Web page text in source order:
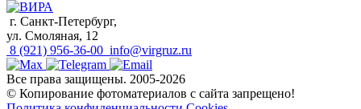
г. Санкт-Петербург,
ул. Смоляная, 12
8 (921) 956-36-00 info@virgruz.ru
Все права защищены. 2005-2026
© Копирование фотоматериалов с сайта запрещено!